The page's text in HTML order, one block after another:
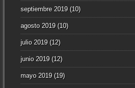
septiembre 2019(10)
agosto 2019(10)
julio 2019(12)
junio 2019(12)
mayo 2019(19)